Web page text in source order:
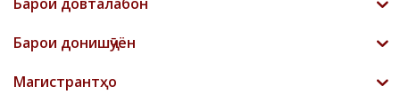
Барои донишҷӯён
Магистрантҳо